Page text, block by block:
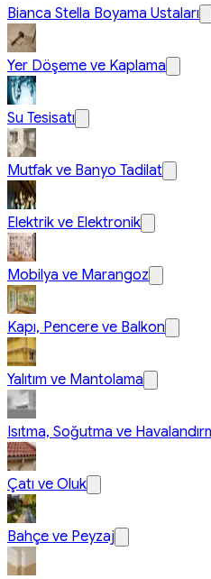
Bianca Stella Boyama Ustaları
Yer Döşeme ve Kaplama
Su Tesisatı
Mutfak ve Banyo Tadilat
Elektrik ve Elektronik
Mobilya ve Marangoz
Kapı, Pencere ve Balkon
Yalıtım ve Mantolama
Isıtma, Soğutma ve
Çatı ve Oluk
Bahçe ve Peyzaj